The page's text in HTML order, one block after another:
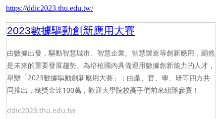
https://ddic2023.thu.edu.tw/
2023數據驅動創新應用大賽
由數據出發，驅動智慧城市、智慧企業、智慧製造等創新應用，顯然
是未來的重要發展趨勢。為培植國內具備運用數據創新能力的人才，
舉辦「 2023數據驅動創新應用大賽」；由產、官、學、研等四方共
同推出，總獎金達100萬，歡迎大學院校高手們前來組隊參賽！
ddic2023.thu.edu.tw